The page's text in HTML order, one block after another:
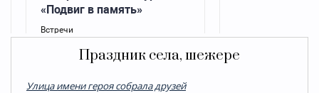
Праздник села, шежере
Улица имени героя собрала друзей